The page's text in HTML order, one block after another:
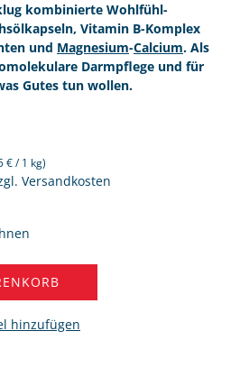
kombinierte Wohlfühl-
Vitamin B-Komplex
und Magnesium-Calcium. Als
Darmpflege und für
Gutes tun wollen.
€ / 1 kg)
Versandkosten
hinzufügen